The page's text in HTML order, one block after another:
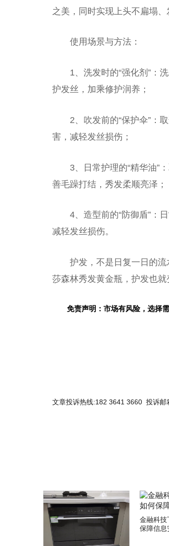
之美，同时实现上头不扁塌
使用场景与方法：
1、洗发时的“强化剂”：
护发丝，加乘修护润养；
2、吹发前的“保护伞”：
害，减轻发丝损伤；
3、日常护理的“精华油”
善毛躁打结，秀发柔顺亮泽；
4、造型前的“防御盾”：
减轻发丝损伤。
护发，不是日复一日的
莎森林秀发黄金瓶，护发也就
免责声明：市场有风险，选择
文章投诉热线:182 3641 3660 投诉邮
金融科技
保障信息